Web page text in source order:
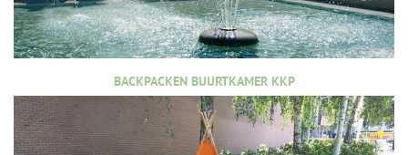
BACKPACKEN BUURTKAMER KKP